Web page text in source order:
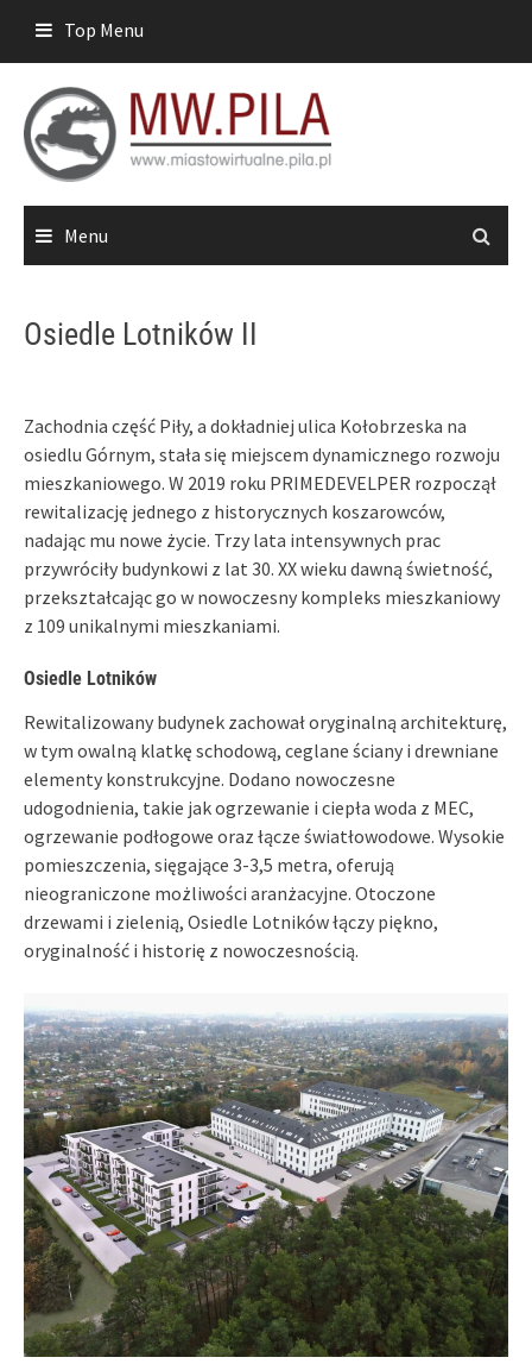
content
Top Menu
Menu
Osiedle Lotników II
Zachodnia część Piły, a dokładniej ulica Kołobrzeska na
osiedlu Górnym, stała się miejscem dynamicznego rozwoju
mieszkaniowego. W 2019 roku PRIMEDEVELPER rozpoczął
rewitalizację jednego z historycznych koszarowców,
nadając mu nowe życie. Trzy lata intensywnych prac
przywróciły budynkowi z lat 30. XX wieku dawną świetność,
przekształcając go w nowoczesny kompleks mieszkaniowy
z 109 unikalnymi mieszkaniami.
Osiedle Lotników
Rewitalizowany budynek zachował oryginalną architekturę,
w tym owalną klatkę schodową, ceglane ściany i drewniane
elementy konstrukcyjne. Dodano nowoczesne
udogodnienia, takie jak ogrzewanie i ciepła woda z MEC,
ogrzewanie podłogowe oraz łącze światłowodowe. Wysokie
pomieszczenia, sięgające 3-3,5 metra, oferują
nieograniczone możliwości aranżacyjne. Otoczone
drzewami i zielenią, Osiedle Lotników łączy piękno,
oryginalność i historię z nowoczesnością.